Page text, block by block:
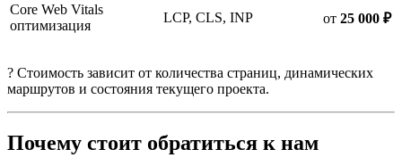
Core Web Vitals
оптимизация
LCP, CLS, INP от 25 000 ₽
? Стоимость зависит от количества страниц, динамических
маршрутов и состояния текущего проекта.
Почему стоит обратиться к нам